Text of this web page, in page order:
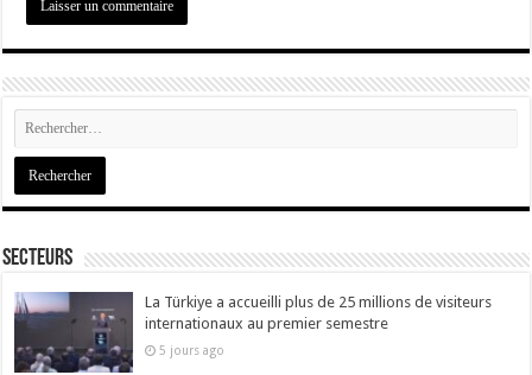
Secteurs
La Türkiye a accueilli plus de 25 millions de visiteurs
internationaux au premier semestre
5 jours ago